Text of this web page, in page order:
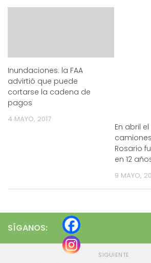
Inundaciones: la FAA
advirtió que puede
cortarse la cadena de
pagos
4 MAYO, 2017
En abril
Rosario
en 12
9 MAYO,
SÍGANOS:
SIGUIENTE